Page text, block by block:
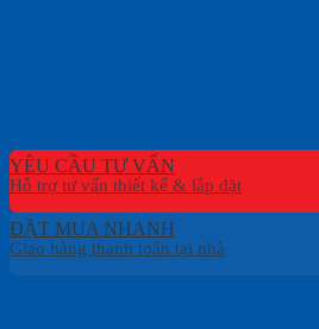
YÊU CẦU TƯ VẤN
ĐẶT MUA NHANH